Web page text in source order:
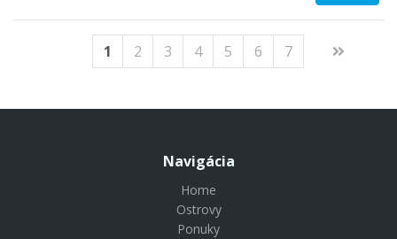
1 2 3 4 5 6 7
Navigácia
Home
Ostrovy
Ponuky